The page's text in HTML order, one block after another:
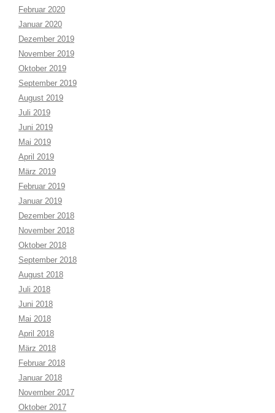
Februar 2020
Januar 2020
Dezember 2019
November 2019
Oktober 2019
September 2019
August 2019
Juli 2019
Juni 2019
Mai 2019
April 2019
März 2019
Februar 2019
Januar 2019
Dezember 2018
November 2018
Oktober 2018
September 2018
August 2018
Juli 2018
Juni 2018
Mai 2018
April 2018
März 2018
Februar 2018
Januar 2018
November 2017
Oktober 2017